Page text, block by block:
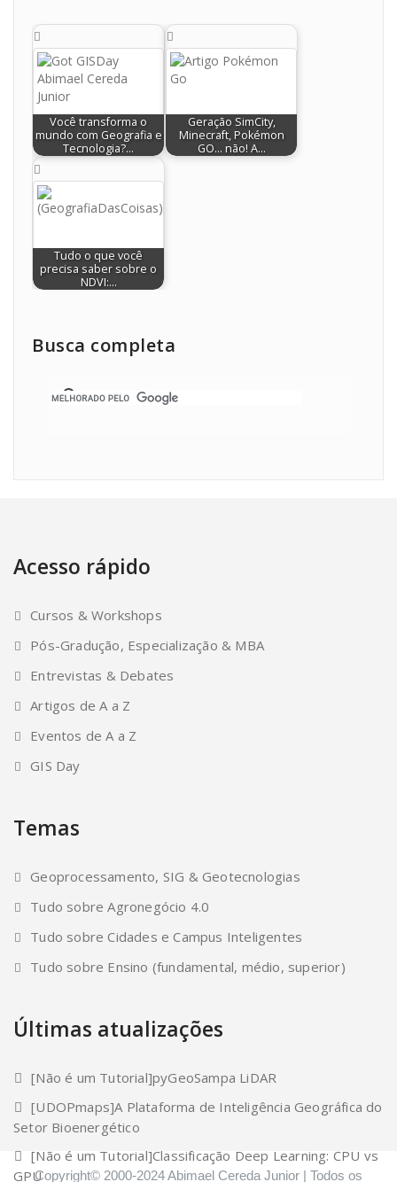
Você transforma o
mundo com Geografia e
Tecnologia?…
Geração SimCity,
Minecraft, Pokémon
GO… não! A…
Tudo o que você
precisa saber sobre o
NDVI:…
Busca completa
Acesso rápido
Cursos & Workshops
Pós-Gradução, Especialização & MBA
Entrevistas & Debates
Artigos de A a Z
Eventos de A a Z
GIS Day
Temas
Geoprocessamento, SIG & Geotecnologias
Tudo sobre Agronegócio 4.0
Tudo sobre Cidades e Campus Inteligentes
Tudo sobre Ensino (fundamental, médio, superior)
Últimas atualizações
[Não é um Tutorial]pyGeoSampa LiDAR
[UDOPmaps]A Plataforma de Inteligência Geográfica do
Setor Bioenergético
[Não é um Tutorial]Classificação Deep Learning: CPU vs
GPUCopyright© 2000-2024 Abimael Cereda Junior | Todos os